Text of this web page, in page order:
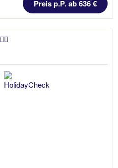
Preis p.P. ab 636 €